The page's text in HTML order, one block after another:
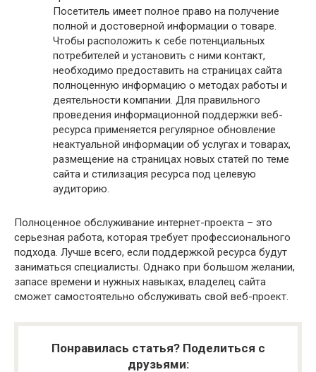
Посетитель имеет полное право на получение
полной и достоверной информации о товаре.
Чтобы расположить к себе потенциальных
потребителей и установить с ними контакт,
необходимо предоставить на страницах сайта
полноценную информацию о методах работы и
деятельности компании. Для правильного
проведения информационной поддержки веб-
ресурса применяется регулярное обновление
неактуальной информации об услугах и товарах,
размещение на страницах новых статей по теме
сайта и стилизация ресурса под целевую
аудиторию.
Полноценное обслуживание интернет-проекта – это
серьезная работа, которая требует профессионального
подхода. Лучше всего, если поддержкой ресурса будут
заниматься специалисты. Однако при большом желании,
запасе времени и нужных навыках, владелец сайта
сможет самостоятельно обслуживать свой веб-проект.
Понравилась статья? Поделиться с
друзьями: